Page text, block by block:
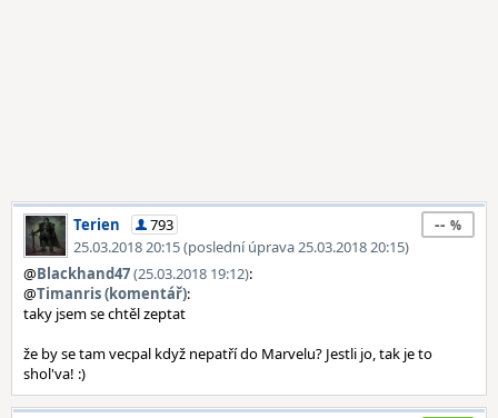
Terien
793
25.03.2018 20:15 (poslední úprava 25.03.2018 20:15)
--
@Blackhand47(25.03.2018 19:12):
@Timanris (komentář):
taky jsem se chtěl zeptat
že by se tam vecpal když nepatří do Marvelu? Jestli jo, tak je to
shol'va! :)